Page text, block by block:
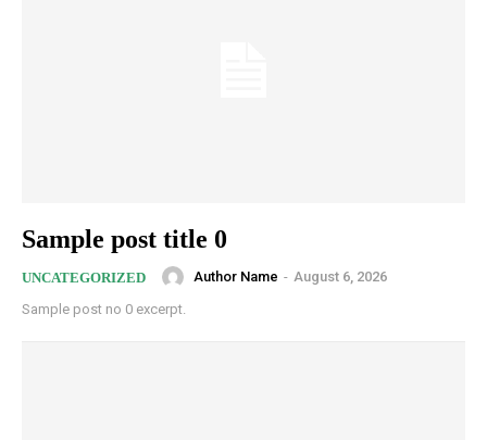
Sample post title 0
UNCATEGORIZED Author Name - August 6, 2026
Sample post no 0 excerpt.